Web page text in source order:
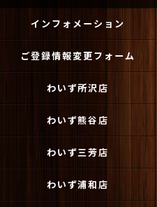
インフォメーション
ご登録情報変更フォーム
わいず所沢店
わいず熊谷店
わいず三芳店
わいず浦和店